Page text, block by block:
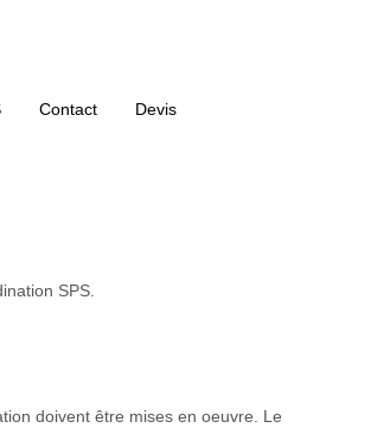
Contact Devis
SPS.
doivent être mises en oeuvre. Le